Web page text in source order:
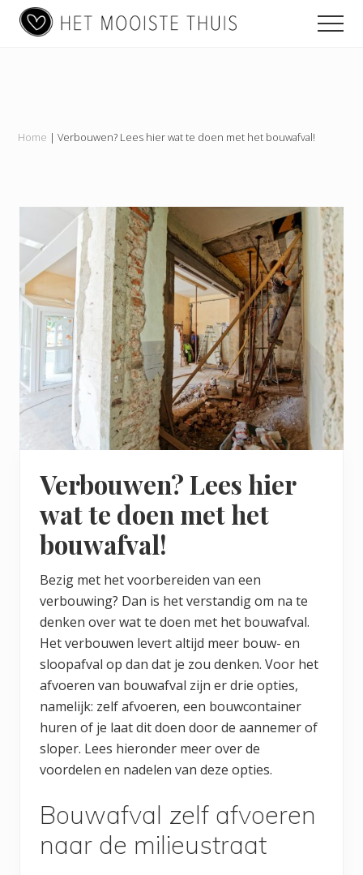
Menu
Skip
Skip
Skip
Main
navigation
Home |Verbouwen? Lees hier wat te doen met het bouwafval!
Verbouwen? Lees hier
wat te doen met het
bouwafval!
Bezig met het voorbereiden van een
verbouwing? Dan is het verstandig om na te
denken over wat te doen met het bouwafval.
Het verbouwen levert altijd meer bouw- en
sloopafval op dan dat je zou denken. Voor het
afvoeren van bouwafval zijn er drie opties,
namelijk: zelf afvoeren, een bouwcontainer
huren of je laat dit doen door de aannemer of
sloper. Lees hieronder meer over de
voordelen en nadelen van deze opties.
Bouwafval zelf afvoeren
naar de milieustraat